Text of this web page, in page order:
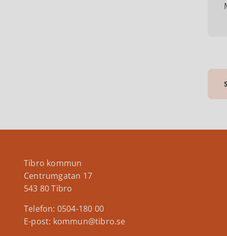
Tibro kommun
Centrumgatan 17
543 80 Tibro
Telefon: 0504-180 00
E-post: kommun@tibro.se